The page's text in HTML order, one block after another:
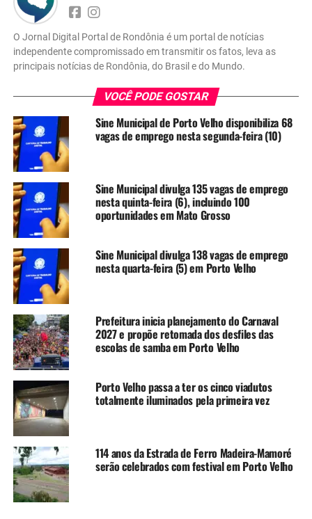
O Jornal Digital Portal de Rondônia é um portal de notícias
independente compromissado em transmitir os fatos, leva as
principais notícias de Rondônia, do Brasil e do Mundo.
VOCÊ PODE GOSTAR
Sine Municipal de Porto Velho disponibiliza 68
vagas de emprego nesta segunda-feira (10)
Sine Municipal divulga 135 vagas de emprego
nesta quinta-feira (6), incluindo 100
oportunidades em Mato Grosso
Sine Municipal divulga 138 vagas de emprego
nesta quarta-feira (5) em Porto Velho
Prefeitura inicia planejamento do Carnaval
2027 e propõe retomada dos desfiles das
escolas de samba em Porto Velho
Porto Velho passa a ter os cinco viadutos
totalmente iluminados pela primeira vez
114 anos da Estrada de Ferro Madeira-Mamoré
serão celebrados com festival em Porto Velho